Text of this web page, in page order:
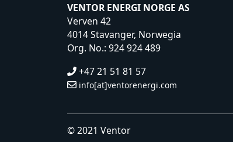
VENTOR ENERGI NORGE AS
Verven 42
4014 Stavanger, Norwegia
Org. No.: 924 924 489
+47 21 51 81 57
info[at]ventorenergi.com
© 2021 Ventor